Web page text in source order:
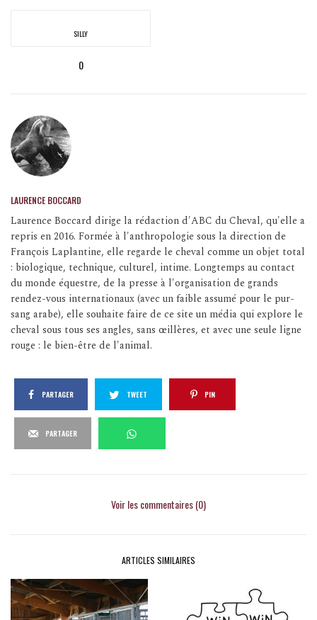
SILLY
0
LAURENCE BOCCARD
Laurence Boccard dirige la rédaction d'ABC du Cheval, qu'elle a
repris en 2016. Formée à l'anthropologie sous la direction de
François Laplantine, elle regarde le cheval comme un objet total
: biologique, technique, culturel, intime. Longtemps au contact
du monde équestre, de la presse à l'organisation de grands
rendez-vous internationaux (avec un faible assumé pour le pur-
sang arabe), elle souhaite faire de ce site un média qui explore le
cheval sous tous ses angles, sans œillères, et avec une seule ligne
rouge : le bien-être de l'animal.
PARTAGER TWEET PIN
PARTAGER
Voir les commentaires (0)
ARTICLES SIMILAIRES